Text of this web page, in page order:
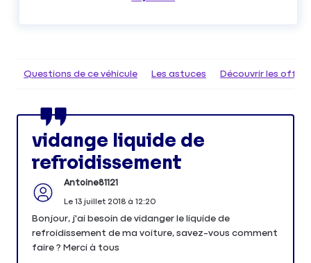
Questions de ce véhicule Les astuces Découvrir les
vidange liquide de
refroidissement
Antoine81121
Le 13 juillet 2018à 12:20
Bonjour, j'ai besoin de vidanger le liquide de
refroidissement de ma voiture, savez-vous comment
faire ? Merci à tous